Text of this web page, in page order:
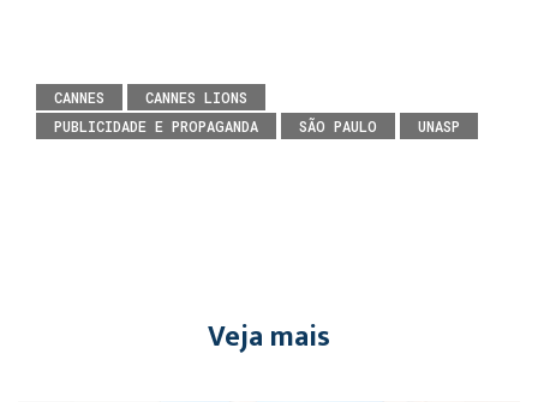
CANNES
CANNES LIONS
PUBLICIDADE E PROPAGANDA
SÃO PAULO UNASP
Veja mais